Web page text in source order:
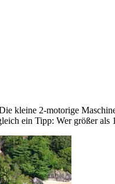
kleine 2-motorige
ein Tipp: Wer größer